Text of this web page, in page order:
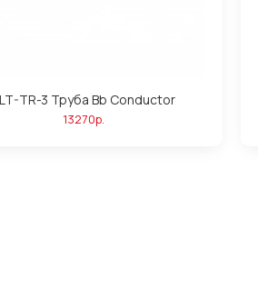
TR-3 Труба Bb Conductor
13270р.